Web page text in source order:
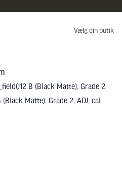
Vælg din butik
B (Black Matte), Grade 2,
(Black Matte), Grade 2, ADJ, cal